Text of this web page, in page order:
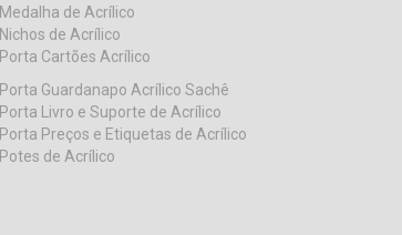
Medalha de Acrílico
Nichos de Acrílico
Porta Cartões Acrílico
Porta Guardanapo Acrílico Sachê
Porta Livro e Suporte de Acrílico
Porta Preços e Etiquetas de Acrílico
Potes de Acrílico